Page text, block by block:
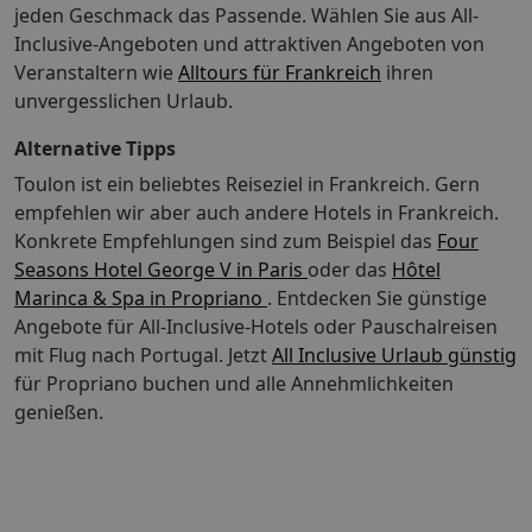
TUI mit wertvollem Reisewissen rund um Ihren Urlaub,
digitalem Reiseführer und Landkarten sowie SMS-
Assistent auf Wunsch und zertifiziertem
Krisenmanagement für Ihre sichere Pauschalreise.
alle Neubuchungen ab 01.07.2018) Hinweis für
Personen mit eingeschränkter Mobilität: Dieses Produkt
ist im Allgemeinen für Personen mit eingeschränkter
Mobilität nicht geeignet. Ob es trotzdem Ihren
individuellen Bedürfnissen entspricht, erfragen Sie bitte
bei Ihrer Buchungsstelle! Stand der Informationen:
28.05.2018
jeden Geschmack das Passende. Wählen Sie aus All-
Inclusive-Angeboten und attraktiven Angeboten von
Veranstaltern wie Alltours für Frankreich ihren
unvergesslichen Urlaub.
Alternative Tipps
Toulon ist ein beliebtes Reiseziel in Frankreich. Gern
empfehlen wir aber auch andere Hotels in Frankreich.
Konkrete Empfehlungen sind zum Beispiel das Four
Seasons Hotel George V in Paris oder das Hôtel
Marinca & Spa in Propriano . Entdecken Sie günstige
Angebote für All-Inclusive-Hotels oder Pauschalreisen
mit Flug nach Portugal. JetztAll Inclusive Urlaub günstig
für Propriano buchen und alle Annehmlichkeiten
genießen.